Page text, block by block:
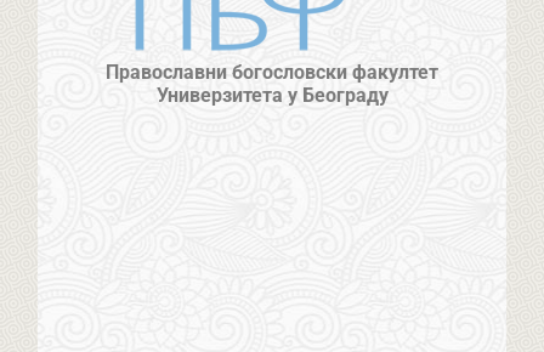
Православни богословски факултет
Универзитета у Београду